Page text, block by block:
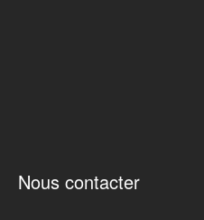
Nous contacter